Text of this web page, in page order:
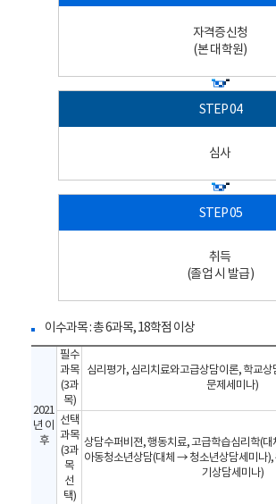
자격증신청
(본 대학원)
심사
취득
(졸업 시 발급)
이수과목 : 총 6과목, 18학점 이상
2021
년 이
후
필수
과목
(3과
목)
심리평가, 심리치료와고급상담이론, 학교
문제세미나)
선택
과목
(3과
목
선
택)
상담수퍼비젼, 행동치료, 고급학습심리학(
아동청소년상담(대체 → 청소년상담세미나
기상담세미나)